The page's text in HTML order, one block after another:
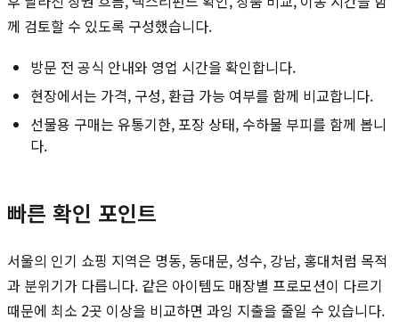
께 검토할 수 있도록 구성했습니다.
방문 전 공식 안내와 영업 시간을 확인합니다.
현장에서는 가격, 구성, 환급 가능 여부를 함께 비교합니다.
선물용 구매는 유통기한, 포장 상태, 수하물 부피를 함께 봅니
다.
빠른 확인 포인트
서울의 인기 쇼핑 지역은 명동, 동대문, 성수, 강남, 홍대처럼 목적
과 분위기가 다릅니다. 같은 아이템도 매장별 프로모션이 다르기
때문에 최소 2곳 이상을 비교하면 과잉 지출을 줄일 수 있습니다.